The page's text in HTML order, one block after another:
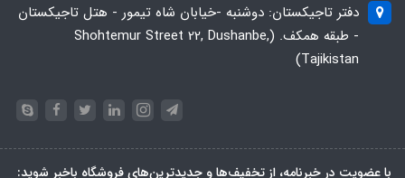
دفتر تاجیکستان: دوشنبه -خیابان شاه تیمور - هتل تاجیکستان
- طبقه همکف. (Shohtemur Street 22, Dushanbe,
Tajikistan)
با عضویت در خبرنامه، از تخفیف‌ها و جدیدترین‌های فروشگاه باخبر شوید: